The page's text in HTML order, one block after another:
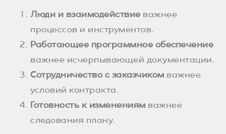
Люди и взаимодействие важнее
процессов и инструментов.
Работающее программное обеспечение
важнее исчерпывающей документации.
Сотрудничество с заказчикомважнее
условий контракта.
Готовность к изменениямважнее
следования плану.